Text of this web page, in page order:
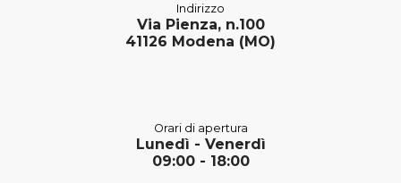
Indirizzo
Via Pienza, n.100
41126 Modena (MO)
Orari di apertura
Lunedì - Venerdì
09:00 - 18:00